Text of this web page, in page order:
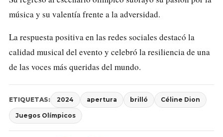
música y su valentía frente a la adversidad.
La respuesta positiva en las redes sociales destacó la
calidad musical del evento y celebró la resiliencia de una
de las voces más queridas del mundo.
ETIQUETAS: 2024 apertura brilló Céline Dion
Juegos Olímpicos